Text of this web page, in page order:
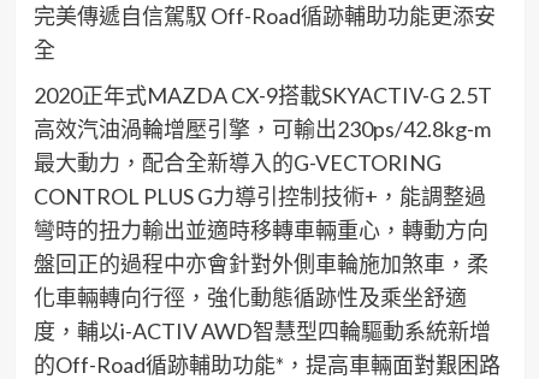
完美傳遞自信駕馭 Off-Road循跡輔助功能更添安
全
2020正年式MAZDA CX-9搭載SKYACTIV-G 2.5T
高效汽油渦輪增壓引擎，可輸出230ps/42.8kg-m
最大動力，配合全新導入的G-VECTORING
CONTROL PLUS G力導引控制技術+ ，能調整過
彎時的扭力輸出並適時移轉車輛重心，轉動方向
盤回正的過程中亦會針對外側車輪施加煞車，柔
化車輛轉向行徑，強化動態循跡性及乘坐舒適
度，輔以i-ACTIV AWD智慧型四輪驅動系統新增
的Off-Road循跡輔助功能* ， 提高車輛面對艱困路